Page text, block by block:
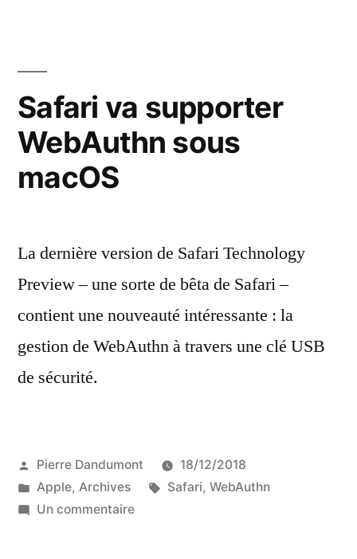
avec
Safari va supporter
WebAuthn sous
macOS
La dernière version de Safari Technology
Preview – une sorte de bêta de Safari –
contient une nouveauté intéressante : la
gestion de WebAuthn à travers une clé USB
de sécurité.
Publié
par
Pierre Dandumont
18/12/2018
Publié
dans
Apple, Archives Étiquettes :
Safari, WebAuthn
Un commentairesur